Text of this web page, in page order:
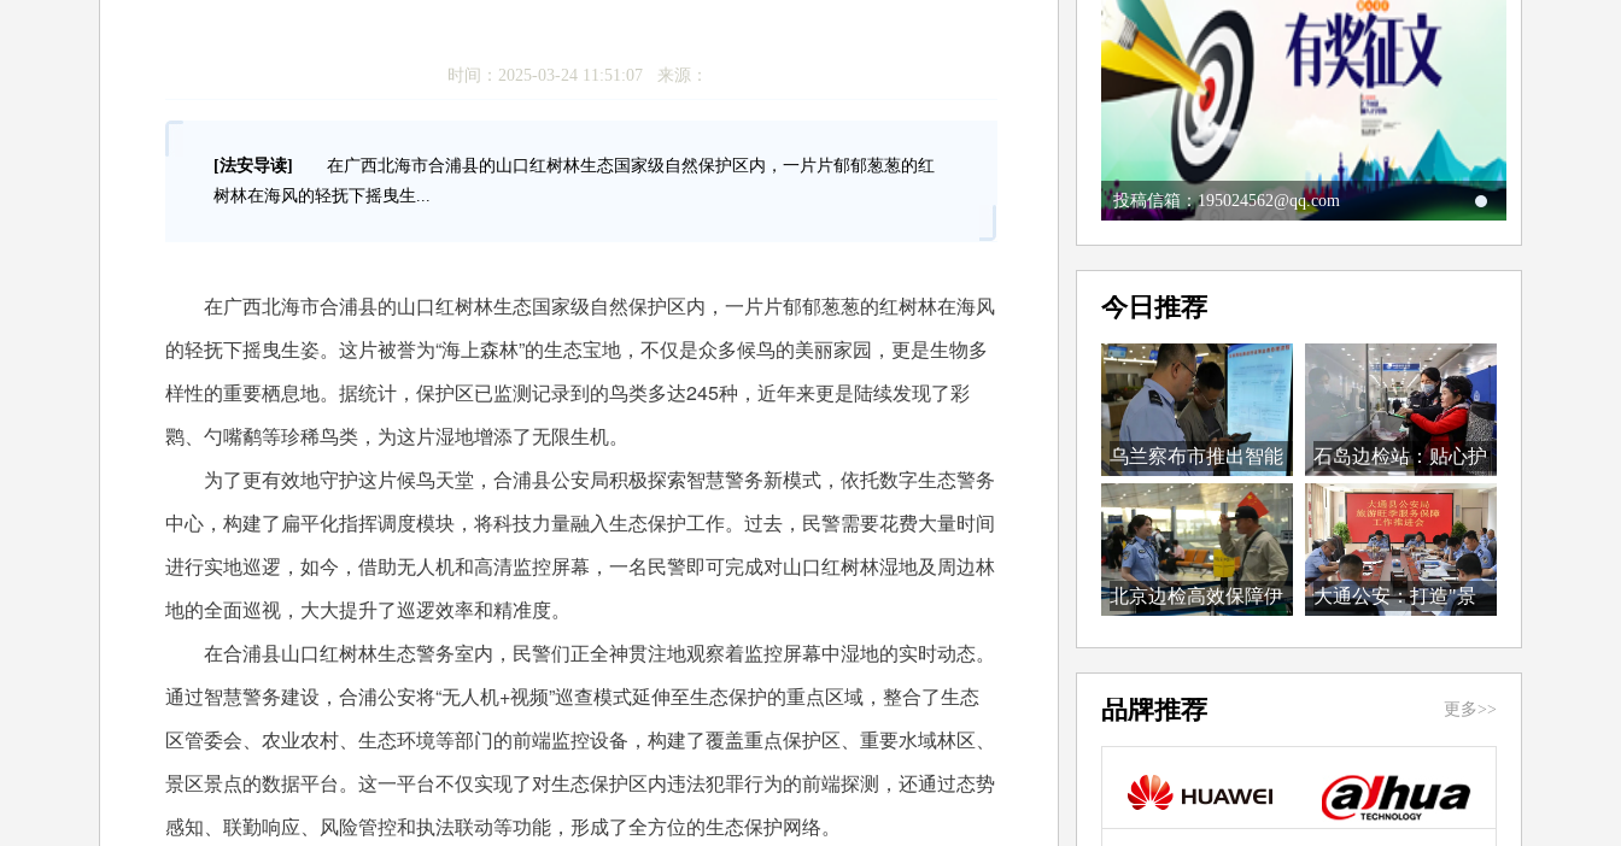
时间：2025-03-24 11:51:07 来源：
[法安导读]
在广西北海市合浦县的山口红树林生态国家级自然保护区内，一片片郁郁葱葱的红
树林在海风的轻抚下摇曳生...
在广西北海市合浦县的山口红树林生态国家级自然保护区内，一片片郁郁葱葱的红树林在海风
的轻抚下摇曳生姿。这片被誉为“海上森林”的生态宝地，不仅是众多候鸟的美丽家园，更是生物多
样性的重要栖息地。据统计，保护区已监测记录到的鸟类多达245种，近年来更是陆续发现了彩
鹮、勺嘴鹬等珍稀鸟类，为这片湿地增添了无限生机。
为了更有效地守护这片候鸟天堂，合浦县公安局积极探索智慧警务新模式，依托数字生态警务
中心，构建了扁平化指挥调度模块，将科技力量融入生态保护工作。过去，民警需要花费大量时间
进行实地巡逻，如今，借助无人机和高清监控屏幕，一名民警即可完成对山口红树林湿地及周边林
地的全面巡视，大大提升了巡逻效率和精准度。
在合浦县山口红树林生态警务室内，民警们正全神贯注地观察着监控屏幕中湿地的实时动态。
通过智慧警务建设，合浦公安将“无人机+视频”巡查模式延伸至生态保护的重点区域，整合了生态
区管委会、农业农村、生态环境等部门的前端监控设备，构建了覆盖重点保护区、重要水域林区、
景区景点的数据平台。这一平台不仅实现了对生态保护区内违法犯罪行为的前端探测，还通过态势
感知、联勤响应、风险管控和执法联动等功能，形成了全方位的生态保护网络。
投稿信箱：195024562@qq.com
今日推荐
乌兰察布市推出智能
警...
石岛边检站：贴心护
航...
北京边检高效保障伊
大通公安：打造"景
品牌推荐 更多>>